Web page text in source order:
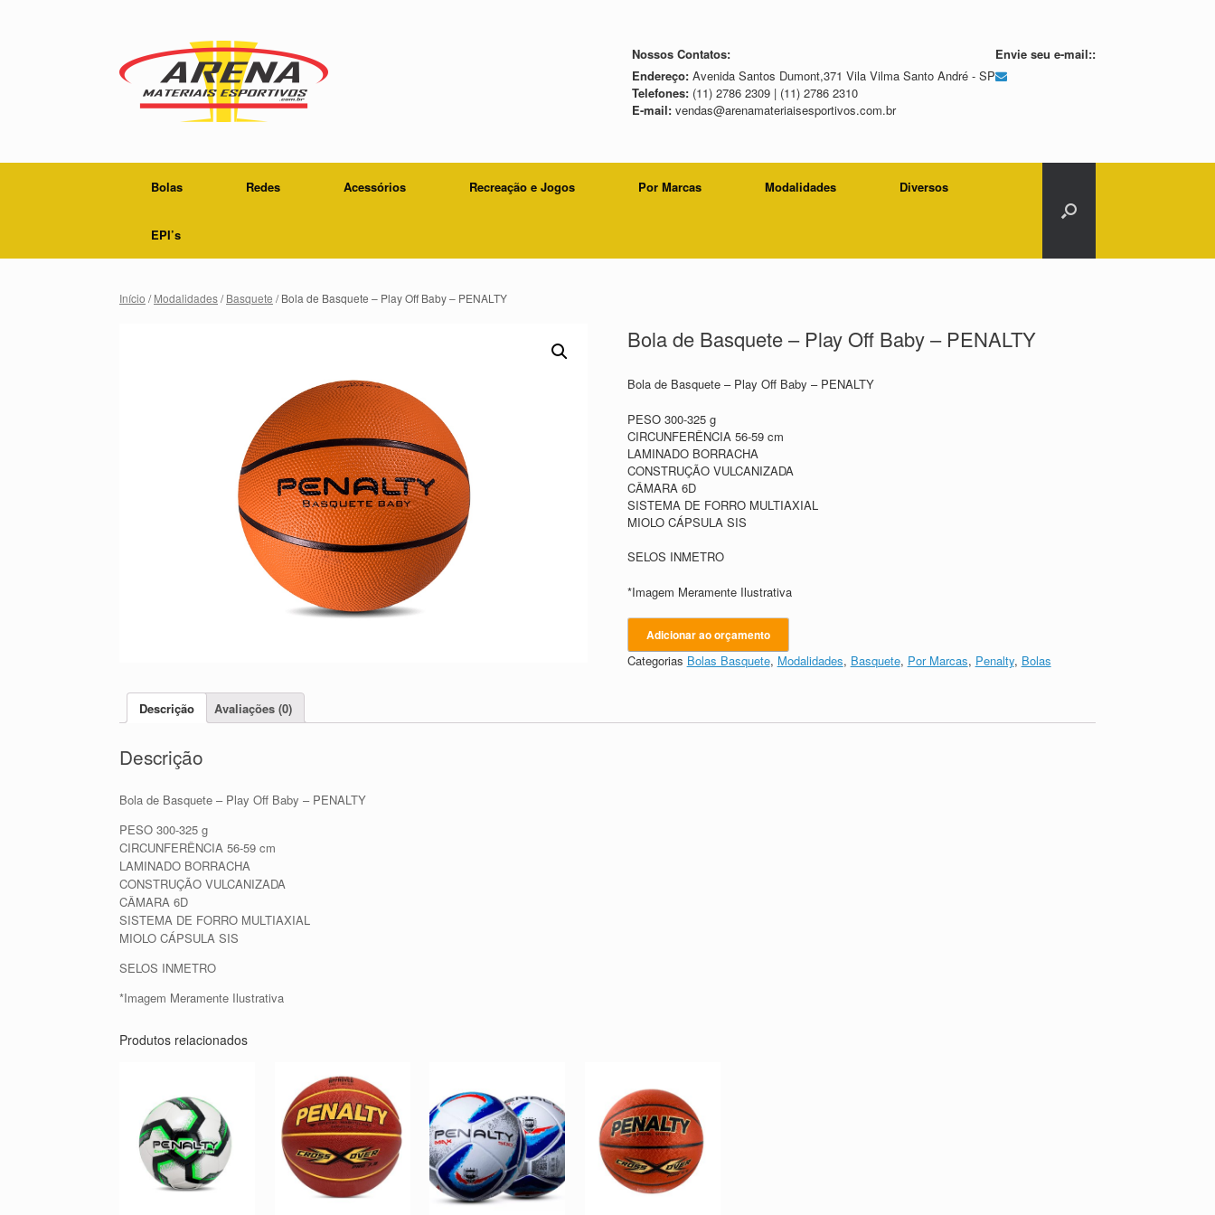
Nossos Contatos:
Endereço: Avenida Santos Dumont,371 Vila Vilma Santo André - SP
Telefones: (11) 2786 2309 | (11) 2786 2310
E-mail: vendas@arenamateriaisesportivos.com.br
Envie seu e-mail::
Bolas Redes Acessórios Recreação e Jogos Por Marcas Modalidades Diversos
EPI’s
Início /Modalidades/Basquete / Bola de Basquete – Play Off Baby – PENALTY
Bola de Basquete – Play Off Baby – PENALTY
Bola de Basquete – Play Off Baby – PENALTY
PESO 300-325 g
CIRCUNFERÊNCIA 56-59 cm
LAMINADO BORRACHA
CONSTRUÇÃO VULCANIZADA
CÂMARA 6D
SISTEMA DE FORRO MULTIAXIAL
MIOLO CÁPSULA SIS
SELOS INMETRO
*Imagem Meramente Ilustrativa
Adicionar ao orçamento
Categorias Bolas Basquete, Modalidades, Basquete, Por Marcas, Penalty, Bolas
Descrição Avaliações (0)
Descrição
Bola de Basquete – Play Off Baby – PENALTY
PESO 300-325 g
CIRCUNFERÊNCIA 56-59 cm
LAMINADO BORRACHA
CONSTRUÇÃO VULCANIZADA
CÂMARA 6D
SISTEMA DE FORRO MULTIAXIAL
MIOLO CÁPSULA SIS
SELOS INMETRO
*Imagem Meramente Ilustrativa
Produtos relacionados